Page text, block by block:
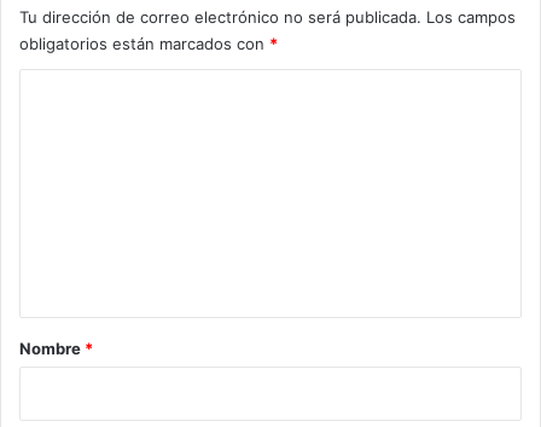
Tu dirección de correo electrónico no será publicada. Los campos
obligatorios están marcados con *
rNombre *